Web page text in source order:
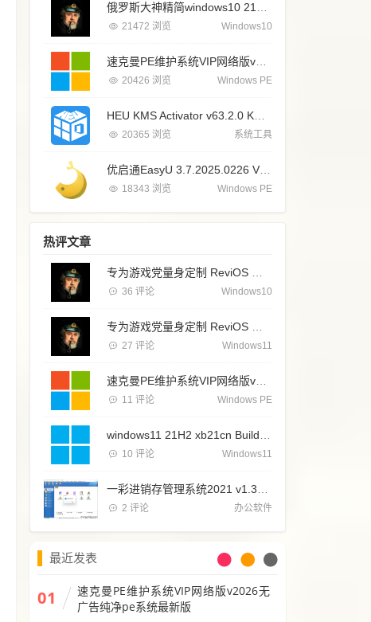
21472 浏览 Windows10
速克曼PE维护系统VIP网络版v2026无广告纯净pe系统最新版
20426 浏览 Windows PE
HEU KMS Activator v63.2.0 KMS windows office系统永久激活工具
20365 浏览 系统工具
优启通EasyU 3.7.2025.0226 VIP高级会员无广告VIP版
18343 浏览 Windows PE
热评文章
36 评论 Windows10
27 评论 Windows11
速克曼PE维护系统VIP网络版v2026无广告纯净pe系统最新版
11 评论 Windows PE
10 评论 Windows11
2 评论 办公软件
最近发表
01
速克曼PE维护系统VIP网络版v2026无
广告纯净pe系统最新版